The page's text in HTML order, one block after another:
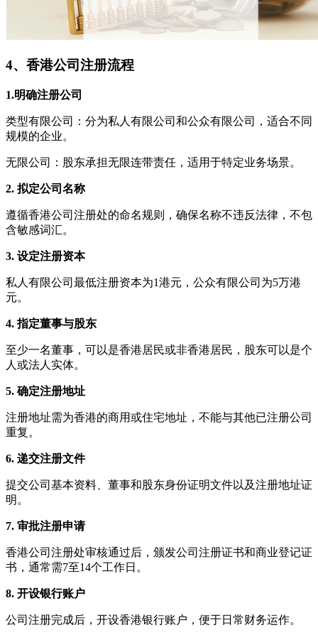
4、香港公司注册流程
1.明确注册公司
类型有限公司：分为私人有限公司和公众有限公司，适合不同
规模的企业。
无限公司：股东承担无限连带责任，适用于特定业务场景。
2. 拟定公司名称
遵循香港公司注册处的命名规则，确保名称不违反法律，不包
含敏感词汇。
3. 设定注册资本
私人有限公司最低注册资本为1港元，公众有限公司为5万港
元。
4. 指定董事与股东
至少一名董事，可以是香港居民或非香港居民，股东可以是个
人或法人实体。
5. 确定注册地址
注册地址需为香港的商用或住宅地址，不能与其他已注册公司
重复。
6. 递交注册文件
提交公司基本资料、董事和股东身份证明文件以及注册地址证
明。
7. 审批注册申请
香港公司注册处审核通过后，颁发公司注册证书和商业登记证
书，通常需7至14个工作日。
8. 开设银行账户
公司注册完成后，开设香港银行账户，便于日常财务运作。